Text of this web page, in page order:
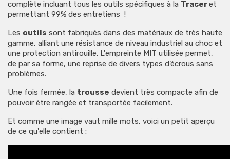
complète incluant tous les outils spécifiques à la Traceret
permettant 99% des entretiens !
Les outils sont fabriqués dans des matériaux de très haute
gamme, alliant une résistance de niveau industriel au choc et
une protection antirouille. L'empreinte MIT utilisée permet,
de par sa forme, une reprise de divers types d’écrous sans
problèmes.
Une fois fermée, la trousse devient très compacte afin de
pouvoir être rangée et transportée facilement.
Et comme une image vaut mille mots, voici un petit aperçu
de ce qu'elle contient :